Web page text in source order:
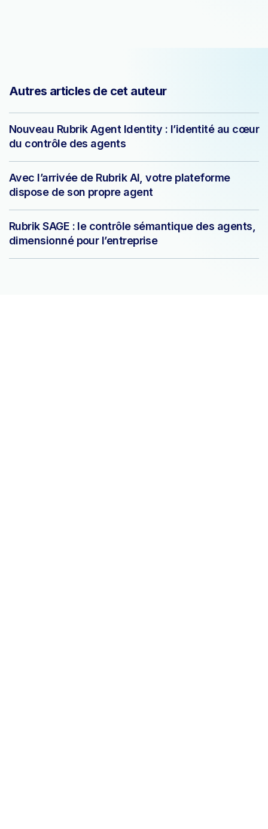
Autres articles de cet auteur
Nouveau Rubrik Agent Identity : l’identité au cœur
du contrôle des agents
Avec l’arrivée de Rubrik AI, votre plateforme
dispose de son propre agent
Rubrik SAGE : le contrôle sémantique des agents,
dimensionné pour l’entreprise